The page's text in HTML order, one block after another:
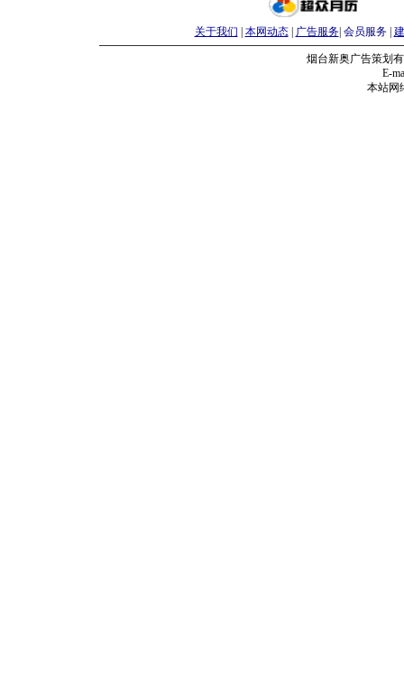
关于我们 本网动态| 广告服务| 会员服务|
烟台新奥广告策划
E-
本站网